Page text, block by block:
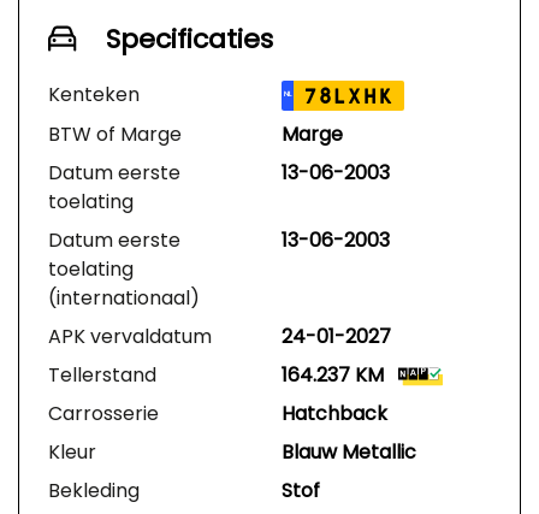
Specificaties
Kenteken NL 78LXHK
BTW of Marge
Marge
Datum eerste
toelating
13-06-2003
Datum eerste
toelating
(internationaal)
13-06-2003
APK vervaldatum
24-01-2027
Tellerstand
164.237 KM
Carrosserie
Hatchback
Kleur
Blauw Metallic
Bekleding
Stof